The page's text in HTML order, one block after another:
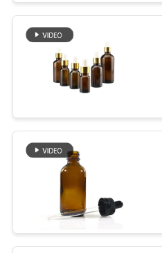
साइटमैप
PRIVACY
POLICY